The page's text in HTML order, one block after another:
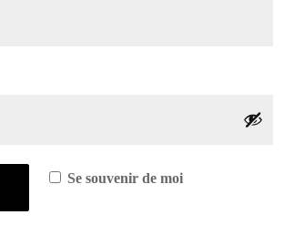
Se souvenir de moi